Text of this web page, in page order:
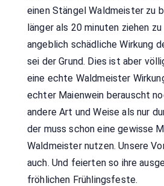
einen Stängel Waldmeister zu
länger als 20 minuten ziehen zu
angeblich schädliche Wirkung
sei der Grund. Dies ist aber
eine echte Waldmeister
echter Maienwein berauscht
andere Art und Weise als nur
der muss schon eine gewisse
Waldmeister nutzen. Unsere
auch. Und feierten so ihre
fröhlichen Frühlingsfeste.